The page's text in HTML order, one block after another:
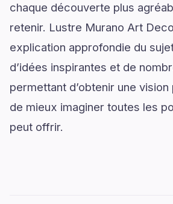
chaque découverte plus
retenir. Lustre Murano Art
explication approfondie du
d’idées inspirantes et de
permettant d’obtenir une
de mieux imaginer toutes les
peut offrir.